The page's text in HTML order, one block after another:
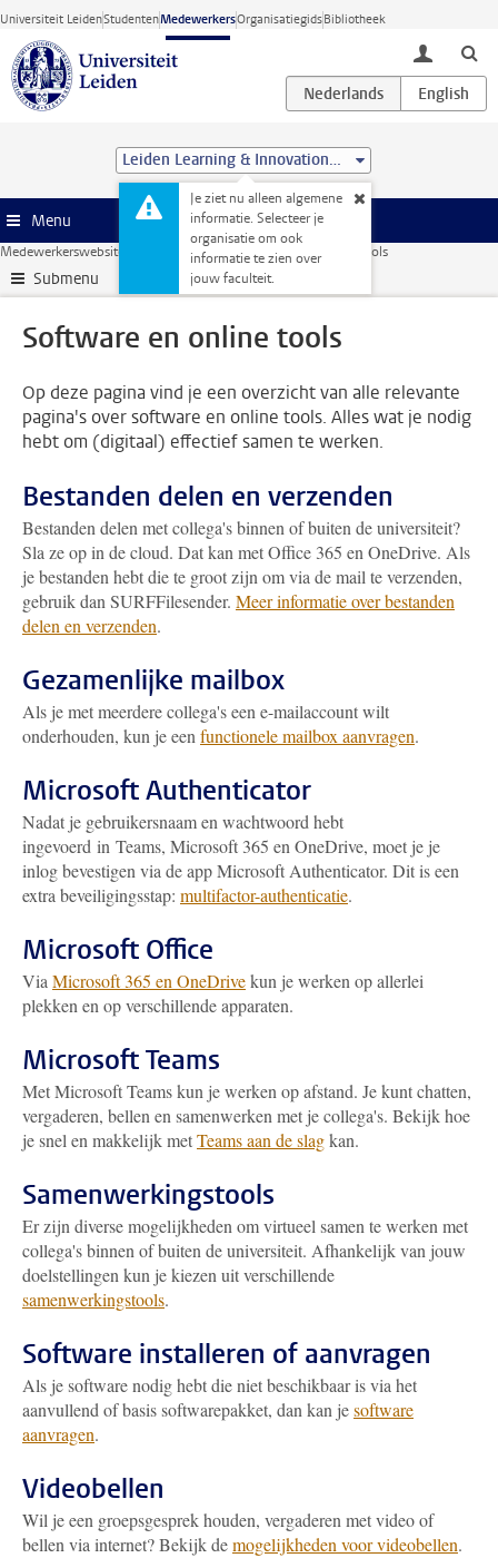
Ga direct naar de inhoud
Universiteit LeidenStudentenMedewerkersOrganisatiegidsBibliotheek
toggle
Leiden Learning & Innovation Centre
Je ziet nu alleen algemene
informatie. Selecteer je
organisatie om ook
informatie te zien over
jouw faculteit.
Menu
Medewerkerswebsite ICT Werkplek Software en online tools
Submenu
Software en online tools
Op deze pagina vind je een overzicht van alle relevante
pagina's over software en online tools. Alles wat je nodig
hebt om (digitaal) effectief samen te werken.
Bestanden delen en verzenden
Bestanden delen met collega's binnen of buiten de universiteit?
Sla ze op in de cloud. Dat kan met Office 365 en OneDrive. Als
je bestanden hebt die te groot zijn om via de mail te verzenden,
gebruik dan SURFFilesender. Meer informatie over bestanden
delen en verzenden.
Gezamenlijke mailbox
Als je met meerdere collega's een e-mailaccount wilt
onderhouden, kun je een functionele mailbox aanvragen.
Microsoft Authenticator
Nadat je gebruikersnaam en wachtwoord hebt
ingevoerd in Teams, Microsoft 365 en OneDrive, moet je je
inlog bevestigen via de app Microsoft Authenticator. Dit is een
extra beveiligingsstap: multifactor-authenticatie.
Microsoft Office
Via Microsoft 365 en OneDrivekun je werken op allerlei
plekken en op verschillende apparaten.
Microsoft Teams
Met Microsoft Teams kun je werken op afstand. Je kunt chatten,
vergaderen, bellen en samenwerken met je collega's. Bekijk hoe
je snel en makkelijk metTeams aan de slagkan.
Samenwerkingstools
Er zijn diverse mogelijkheden om virtueel samen te werken met
collega's binnen of buiten de universiteit. Afhankelijk van jouw
doelstellingen kun je kiezen uit verschillende
samenwerkingstools.
Software installeren of aanvragen
Als je software nodig hebt die niet beschikbaar is via het
aanvullend of basis softwarepakket, dan kan jesoftware
aanvragen.
Videobellen
Wil je een groepsgesprek houden, vergaderen met video of
bellen via internet? Bekijk demogelijkheden voor videobellen.